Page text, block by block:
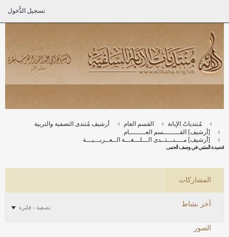
تسجيل الدُّخول
مُنتدياتُ الإبانة القسم العام
أرشيف مُنتدى التصفية والتربية
[أرشيف] القــــــــسم العــــــــام
[أرشيف] مــــنـــتــدى الـــلـــغـــة الــعــربـــيـــة
قصيدة المتنبي في وصف الحمى
المشاركات
آخر نشاط
الصور
تصفية - فلترة